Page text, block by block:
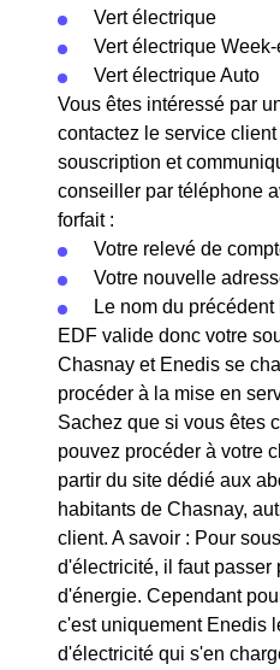
Vert électrique
Vert électrique Week-
Vert électrique Auto
Vous êtes intéressé par
contactez le service
souscription et
conseiller par téléphone
forfait :
Votre relevé de
Votre nouvelle
Le nom du
EDF valide donc votre
Chasnay et Enedis se
procéder à la mise en
Sachez que si vous êtes
pouvez procéder à votre
partir du site dédié aux
habitants de Chasnay,
client. A savoir : Pour
d'électricité, il faut passer
d'énergie. Cependant
c'est uniquement Enedis
d'électricité qui s'en